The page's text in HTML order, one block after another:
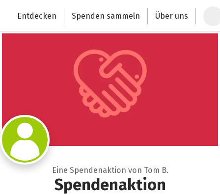
Deutschlands größte Spendenplattform
Entdecken Spenden sammeln Über uns
Eine Spendenaktion von Tom B.
Spendenaktion